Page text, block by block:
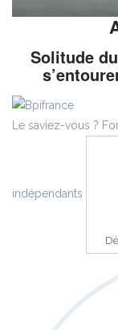
Solitude
Le saviez-vous ?
indépendants